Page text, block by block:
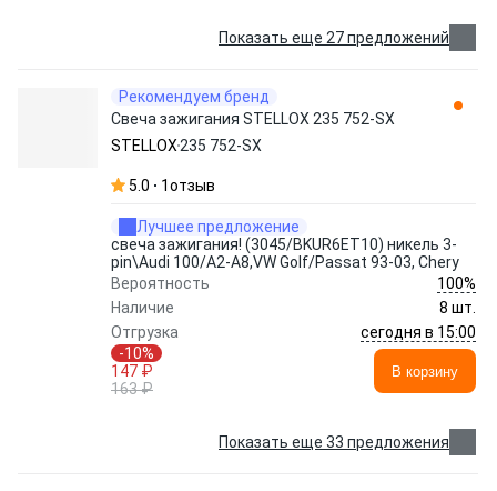
Показать еще 27 предложений
Рекомендуем бренд
Свеча зажигания STELLOX 235 752-SX
STELLOX 235 752-SX
5.0 1отзыв
Лучшее предложение
свеча зажигания! (3045/BKUR6ET10) никель 3-
pin\Audi 100/A2-A8,VW Golf/Passat 93-03, Chery
Вероятность
100%
Наличие
8 шт.
Отгрузка
сегодня в 15:00
-10%
147 ₽
163 ₽
В корзину
Показать еще 33 предложения